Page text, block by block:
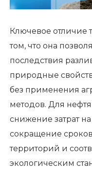
Ключевое отличие
том, что она
последствия
природные
без применения
методов. Для
снижение затрат
сокращение
территорий и
экологическим